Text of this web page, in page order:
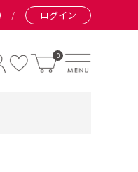
/ ログイン
0